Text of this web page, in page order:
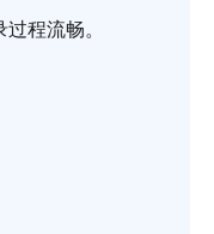
程流畅。